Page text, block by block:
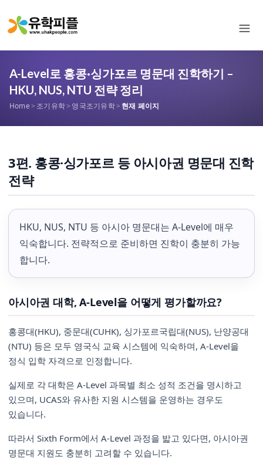
A-Level로 홍콩·싱가포르 명문대 진학하기 –
HKU, NUS, NTU 전략 정리
Home> 조기유학> 영국조기유학> 현재 페이지
3편. 홍콩·싱가포르 등 아시아권 명문대 진학
전략
HKU, NUS, NTU 등 아시아 명문대는 A-Level에 매우
익숙합니다. 전략적으로 준비하면 진학이 충분히 가능
합니다.
아시아권 대학, A-Level을 어떻게 평가할까요?
홍콩대(HKU), 중문대(CUHK), 싱가포르국립대(NUS), 난양공대
(NTU) 등은 모두 영국식 교육 시스템에 익숙하며, A-Level을
정식 입학 자격으로 인정합니다.
실제로 각 대학은 A-Level 과목별 최소 성적 조건을 명시하고
있으며, UCAS와 유사한 지원 시스템을 운영하는 경우도
있습니다.
따라서 Sixth Form에서 A-Level 과정을 밟고 있다면, 아시아권
명문대 지원도 충분히 고려할 수 있습니다.